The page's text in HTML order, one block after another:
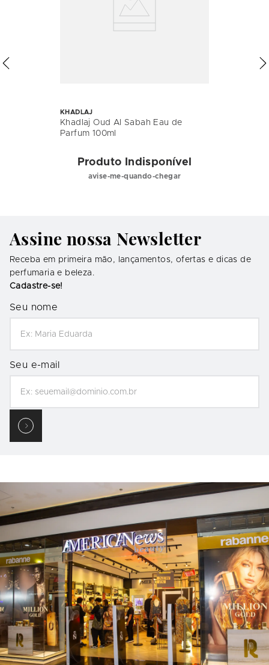
KHADLAJ
Khadlaj Oud Al Sabah Eau de
Parfum 100ml
Produto Indisponível
avise-me-quando-chegar
Assine nossa Newsletter
Receba em primeira mão, lançamentos, ofertas e dicas de
perfumaria e beleza.
Cadastre-se!
Seu nome
Seu e-mail